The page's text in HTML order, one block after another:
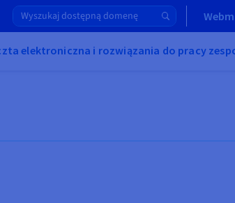
elektroniczna i rozwiązania do pracy